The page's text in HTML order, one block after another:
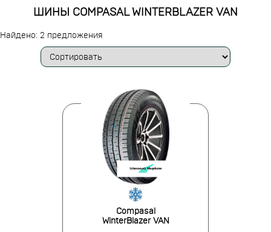
ШИНЫ COMPASAL WINTERBLAZER VAN
Найдено: 2 предложения
Compasal
WinterBlazer VAN